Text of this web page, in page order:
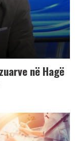
në Hagë